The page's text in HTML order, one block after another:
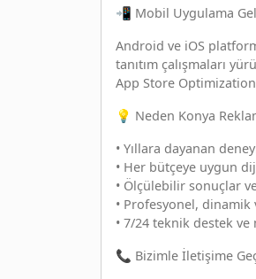
📲 Mobil Uygulama
Android ve iOS
tanıtım çalışmaları
App Store Optimization
💡 Neden Konya
• Yıllara dayanan
• Her bütçeye uygun
• Ölçülebilir sonuçlar
• Profesyonel, dinamik
• 7/24 teknik destek
📞 Bizimle İletişime